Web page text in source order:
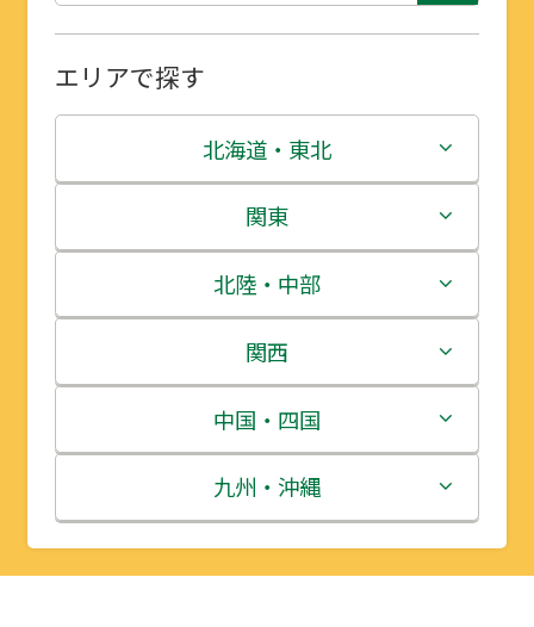
エリアで探す
北海道・東北
北海道
青森県
岩手県
宮城県
秋田県
山形県
関東
茨城県
栃木県
群馬県
埼玉県
千葉県
北陸・中部
新潟県
富山県
石川県
福井県
関西
三重県
滋賀県
京都府
中国・四国
鳥取県
島根県
九州・沖縄
福岡県